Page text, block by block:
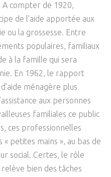
A compter de 1920,
de l’aide apportée aux
ou la grossesse. Entre
populaires, familiaux
à la famille qui sera
En 1962, le rapport
ménagère plus
aux personnes
familiales ce public
ces professionnelles
petites mains », au bas de
social. Certes, le rôle
bien des tâches